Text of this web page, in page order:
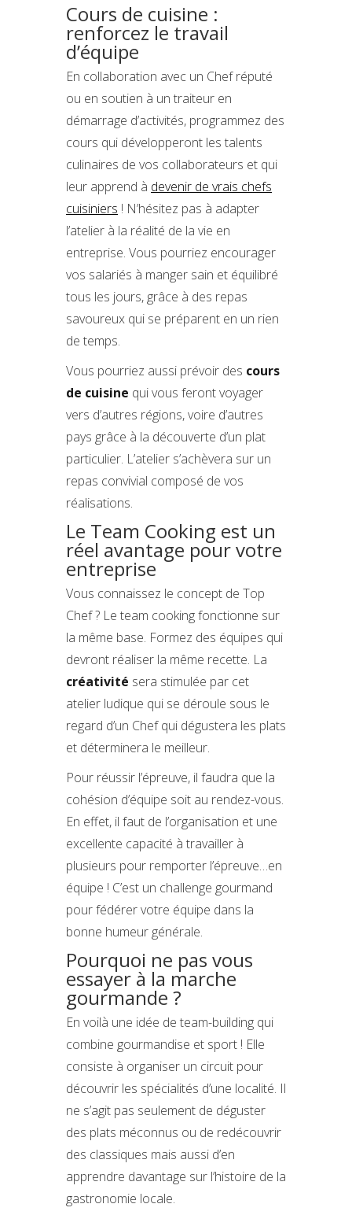
Cours de cuisine :
renforcez le travail
d’équipe
En collaboration avec un Chef réputé
ou en soutien à un traiteur en
démarrage d’activités, programmez des
cours qui développeront les talents
culinaires de vos collaborateurs et qui
leur apprend à devenir de vrais chefs
cuisiniers ! N’hésitez pas à adapter
l’atelier à la réalité de la vie en
entreprise. Vous pourriez encourager
vos salariés à manger sain et équilibré
tous les jours, grâce à des repas
savoureux qui se préparent en un rien
de temps.
Vous pourriez aussi prévoir des cours
de cuisine qui vous feront voyager
vers d’autres régions, voire d’autres
pays grâce à la découverte d’un plat
particulier. L’atelier s’achèvera sur un
repas convivial composé de vos
réalisations.
Le Team Cooking est un
réel avantage pour votre
entreprise
Vous connaissez le concept de Top
Chef ? Le team cooking fonctionne sur
la même base. Formez des équipes qui
devront réaliser la même recette. La
créativité sera stimulée par cet
atelier ludique qui se déroule sous le
regard d’un Chef qui dégustera les plats
et déterminera le meilleur.
Pour réussir l’épreuve, il faudra que la
cohésion d’équipe soit au rendez-vous.
En effet, il faut de l’organisation et une
excellente capacité à travailler à
plusieurs pour remporter l’épreuve…en
équipe ! C’est un challenge gourmand
pour fédérer votre équipe dans la
bonne humeur générale.
Pourquoi ne pas vous
essayer à la marche
gourmande ?
En voilà une idée de team-building qui
combine gourmandise et sport ! Elle
consiste à organiser un circuit pour
découvrir les spécialités d’une localité. Il
ne s’agit pas seulement de déguster
des plats méconnus ou de redécouvrir
des classiques mais aussi d’en
apprendre davantage sur l’histoire de la
gastronomie locale.